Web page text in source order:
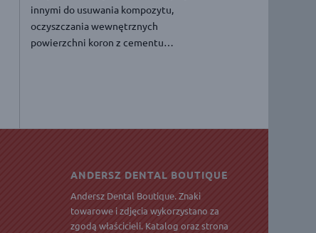
innymi do usuwania kompozytu,
oczyszczania wewnętrznych
powierzchni koron z cementu…
ANDERSZ DENTAL BOUTIQUE
Andersz Dental Boutique. Znaki
towarowe i zdjęcia wykorzystano za
zgodą właścicieli. Katalog oraz strona